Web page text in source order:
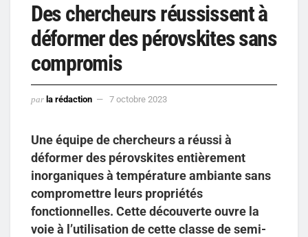
Des chercheurs réussissent à
déformer des pérovskites sans
compromis
par la rédaction 7 octobre 2023
Une équipe de chercheurs a réussi à
déformer des pérovskites entièrement
inorganiques à température ambiante sans
compromettre leurs propriétés
fonctionnelles. Cette découverte ouvre la
voie à l’utilisation de cette classe de semi-